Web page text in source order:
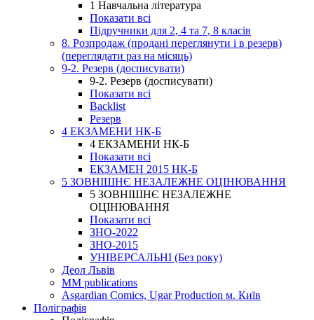
1 Навчальна література
Показати всі
Підручники для 2, 4 та 7, 8 класів
8. Розпродаж (продані переглянути і в резерв)
(переглядати раз на місяць)
9-2. Резерв (досписувати)
9-2. Резерв (досписувати)
Показати всі
Backlist
Резерв
4 ЕКЗАМЕНИ НК-Б
4 ЕКЗАМЕНИ НК-Б
Показати всі
ЕКЗАМЕН 2015 НК-Б
5 ЗОВНІШНЄ НЕЗАЛЕЖНЕ ОЦІНЮВАННЯ
5 ЗОВНІШНЄ НЕЗАЛЕЖНЕ
ОЦІНЮВАННЯ
Показати всі
ЗНО-2022
ЗНО-2015
УНІВЕРСАЛЬНІ (Без року)
Деол Львів
MM publications
Asgardian Comics, Ugar Production м. Київ
Поліграфія